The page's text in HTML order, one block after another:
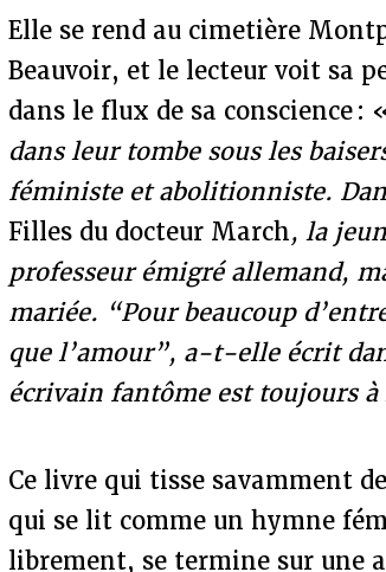
Elle se rend au cimetière
Beauvoir, et le lecteur voit sa
dans le flux de sa conscience :
dans leur tombe sous les
féministe et abolitionniste.
Filles du docteur March, la
professeur émigré allemand,
mariée. “Pour beaucoup
que l’amour”, a-t-elle écrit
écrivain fantôme est toujours
Ce livre qui tisse savamment
qui se lit comme un hymne
librement, se termine sur une